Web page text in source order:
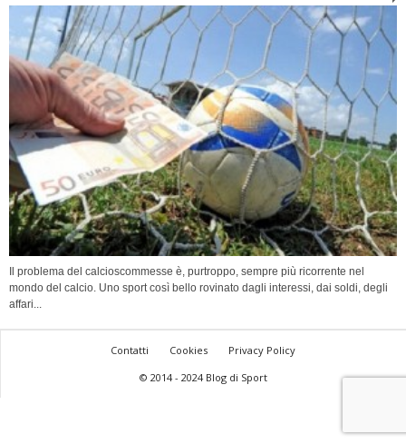
Il problema del calcioscommesse è, purtroppo, sempre più ricorrente nel
mondo del calcio. Uno sport così bello rovinato dagli interessi, dai soldi, degli
affari...
Contatti Cookies
Privacy Policy
© 2014 - 2024 Blog di Sport